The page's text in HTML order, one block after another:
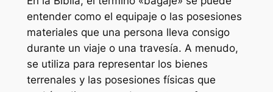
entender como el equipaje o las posesiones
materiales que una persona lleva consigo
durante un viaje o una travesía. A menudo,
se utiliza para representar los bienes
terrenales y las posesiones físicas que